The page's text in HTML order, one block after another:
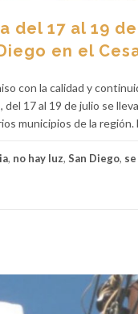
del 17 al 19
en el
con la calidad y
17 al 19 de julio se
municipios de la región.
, no hay luz, San Diego,